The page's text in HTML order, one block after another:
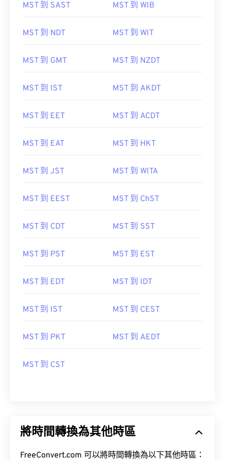
MST 到 SAST MST 到 WIB
MST 到 NDT MST 到 WIT
MST 到 GMT MST 到 NZDT
MST 到 IST MST 到 AKDT
MST 到 EET MST 到 ACDT
MST 到 EAT MST 到 HKT
MST 到 JST MST 到 WITA
MST 到 EEST MST 到 ChST
MST 到 CDT MST 到 SST
MST 到 PST MST 到 EST
MST 到 EDT MST 到 IDT
MST 到 IST MST 到 CEST
MST 到 PKT MST 到 AEDT
MST 到 CST
將時間轉換為其他時區
FreeConvert.com 可以將時間轉換為以下其他時區：